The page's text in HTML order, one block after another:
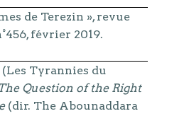
de Terezin », revue
février 2019.
Question of the Right
(dir. The Abounaddara